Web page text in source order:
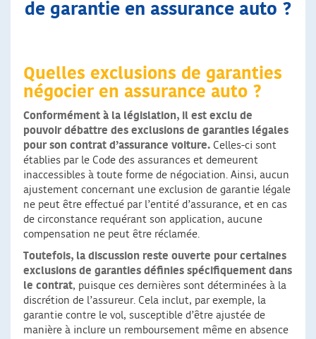
de garantie en assurance auto ?
Quelles exclusions de garanties
négocier en assurance auto ?
Conformément à la législation, il est exclu de
pouvoir débattre des exclusions de garanties légales
pour son contrat d’assurance voiture. Celles-ci sont
établies par le Code des assurances et demeurent
inaccessibles à toute forme de négociation. Ainsi, aucun
ajustement concernant une exclusion de garantie légale
ne peut être effectué par l’entité d’assurance, et en cas
de circonstance requérant son application, aucune
compensation ne peut être réclamée.
Toutefois, la discussion reste ouverte pour certaines
exclusions de garanties définies spécifiquement dans
le contrat, puisque ces dernières sont déterminées à la
discrétion de l’assureur. Cela inclut, par exemple, la
garantie contre le vol, susceptible d’être ajustée de
manière à inclure un remboursement même en absence